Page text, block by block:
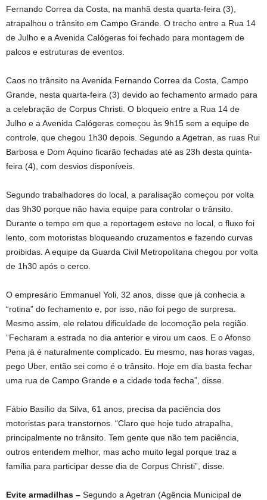
Fernando Correa da Costa, na manhã desta quarta-feira (3),
atrapalhou o trânsito em Campo Grande. O trecho entre a Rua 14
de Julho e a Avenida Calógeras foi fechado para montagem de
palcos e estruturas de eventos.
Caos no trânsito na Avenida Fernando Correa da Costa, Campo
Grande, nesta quarta-feira (3) devido ao fechamento armado para
a celebração de Corpus Christi. O bloqueio entre a Rua 14 de
Julho e a Avenida Calógeras começou às 9h15 sem a equipe de
controle, que chegou 1h30 depois. Segundo a Agetran, as ruas Rui
Barbosa e Dom Aquino ficarão fechadas até as 23h desta quinta-
feira (4), com desvios disponíveis.
Segundo trabalhadores do local, a paralisação começou por volta
das 9h30 porque não havia equipe para controlar o trânsito.
Durante o tempo em que a reportagem esteve no local, o fluxo foi
lento, com motoristas bloqueando cruzamentos e fazendo curvas
proibidas. A equipe da Guarda Civil Metropolitana chegou por volta
de 1h30 após o cerco.
O empresário Emmanuel Yoli, 32 anos, disse que já conhecia a
“rotina” do fechamento e, por isso, não foi pego de surpresa.
Mesmo assim, ele relatou dificuldade de locomoção pela região.
“Fecharam a estrada no dia anterior e virou um caos. E o Afonso
Pena já é naturalmente complicado. Eu mesmo, nas horas vagas,
pego Uber, então sei como é o trânsito. Hoje em dia basta fechar
uma rua de Campo Grande e a cidade toda fecha”, disse.
Fábio Basílio da Silva, 61 anos, precisa da paciência dos
motoristas para transtornos. “Claro que hoje tudo atrapalha,
principalmente no trânsito. Tem gente que não tem paciência,
outros entendem melhor, mas acho muito legal porque traz a
família para participar desse dia de Corpus Christi”, disse.
Evite armadilhas – Segundo a Agetran (Agência Municipal de